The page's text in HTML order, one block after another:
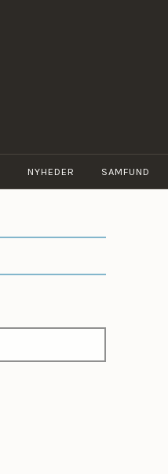
NYHEDER SAMFUND